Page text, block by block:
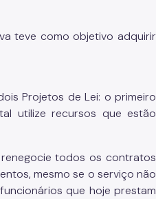
teve como objetivo adquirir
Projetos de Lei: o primeiro
utilize recursos que estão
todos os contratos
mesmo se o serviço não
que hoje prestam